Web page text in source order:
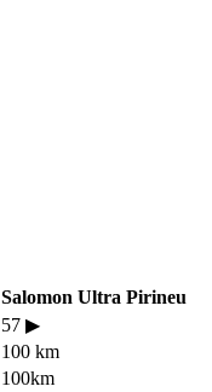
Salomon Ultra Pirineu
57 ▶
100 km
100km